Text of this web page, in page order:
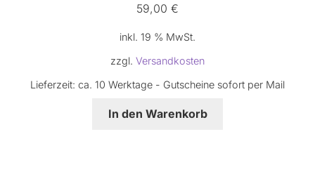
59,00 €
inkl. 19 % MwSt.
zzgl. Versandkosten
Lieferzeit: ca. 10 Werktage - Gutscheine sofort per Mail
In den Warenkorb